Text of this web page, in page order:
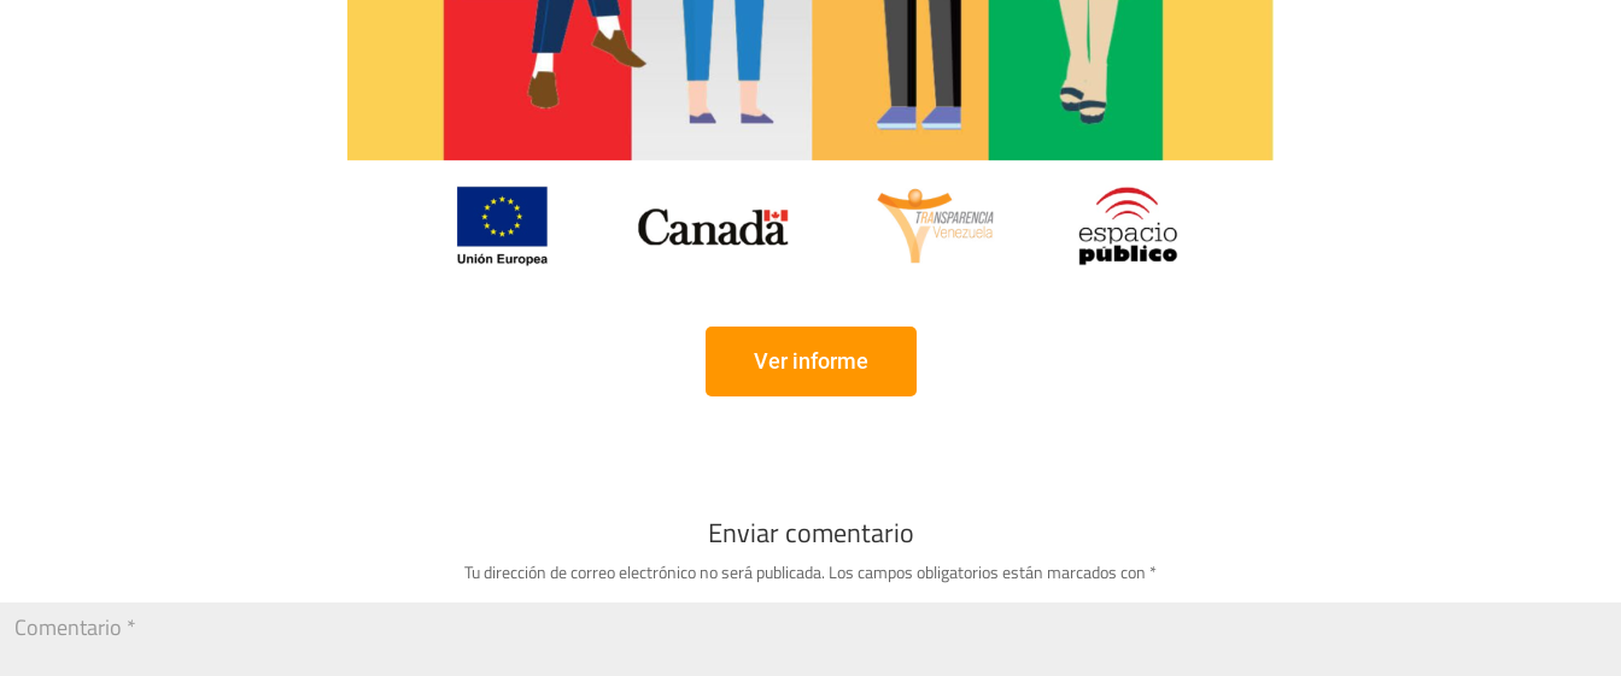
Ver informe
Enviar comentario
Tu dirección de correo electrónico no será publicada. Los campos obligatorios están marcados con *